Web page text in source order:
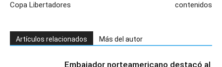
Copa Libertadores
contenidos
Artículos relacionados Más del autor
Embajador norteamericano destacó al